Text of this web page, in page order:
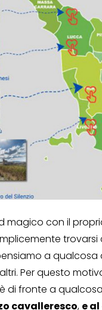
magico con il
a
Per questo
di fronte a
cavalleresco, e